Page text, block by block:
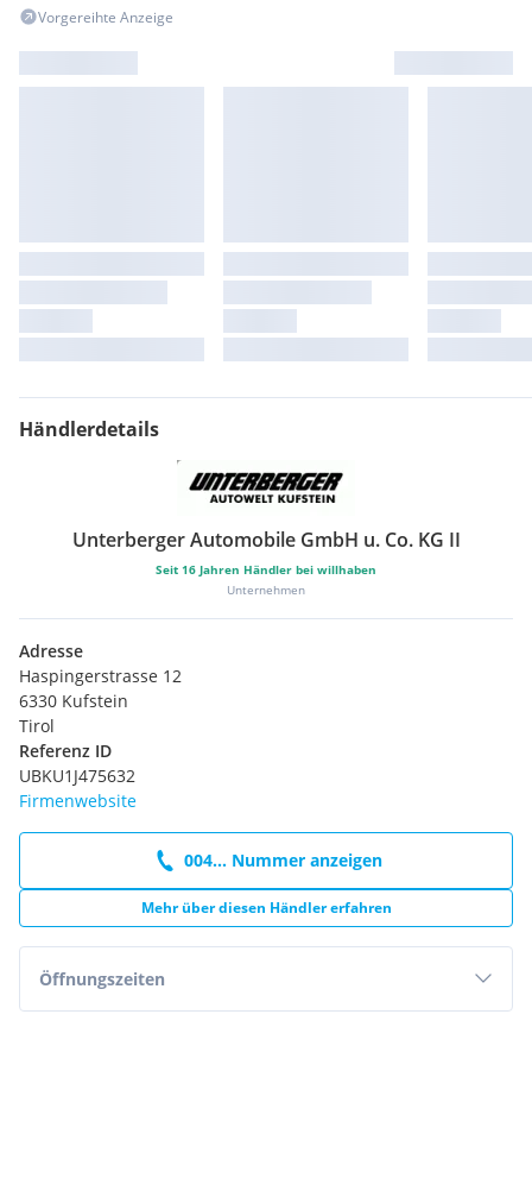
Vorgereihte Anzeige
Händlerdetails
Unterberger Automobile GmbH u. Co. KG II
Seit 16 Jahren Händler bei willhaben
Unternehmen
Adresse
Haspingerstrasse 12
6330 Kufstein
Tirol
Referenz ID
UBKU1J475632
Firmenwebsite
004... Nummer anzeigen
Mehr über diesen Händler erfahren
Öffnungszeiten